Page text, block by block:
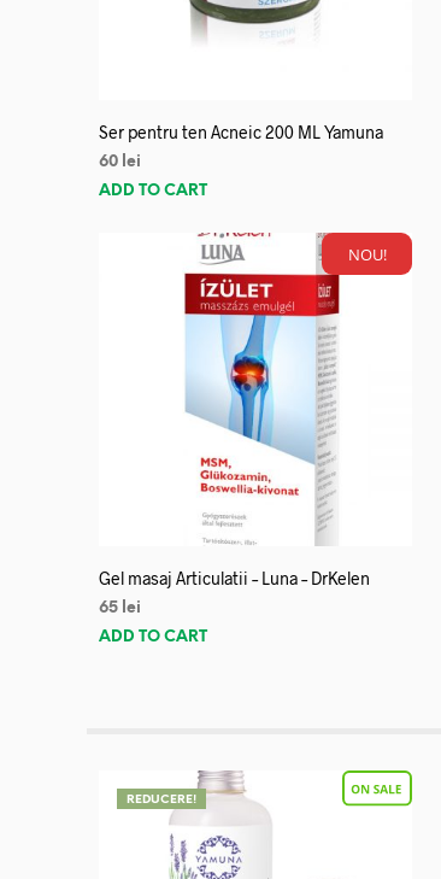
Ser pentru ten Acneic 200 ML Yamuna
60 lei
ADD TO CART
NOU!
Gel masaj Articulatii – Luna – DrKelen
65 lei
ADD TO CART
REDUCERE!